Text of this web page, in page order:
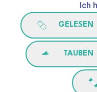
Ich
GELESEN
TAUBEN